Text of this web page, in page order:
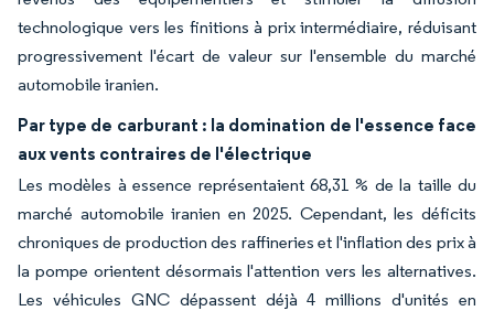
technologique vers les finitions à prix intermédiaire, réduisant
progressivement l'écart de valeur sur l'ensemble du marché
automobile iranien.
Par type de carburant : la domination de l'essence face
aux vents contraires de l'électrique
Les modèles à essence représentaient 68,31 % de la taille du
marché automobile iranien en 2025. Cependant, les déficits
chroniques de production des raffineries et l'inflation des prix à
la pompe orientent désormais l'attention vers les alternatives.
Les véhicules GNC dépassent déjà 4 millions d'unités en